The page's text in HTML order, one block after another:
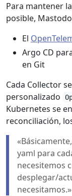
Para mantener
posible,
El
Argo CD
en Git
Cada Collector
personalizado
Kubernetes se
reconciliación,
yaml para
necesitemos
desplegar/
necesitamos.»